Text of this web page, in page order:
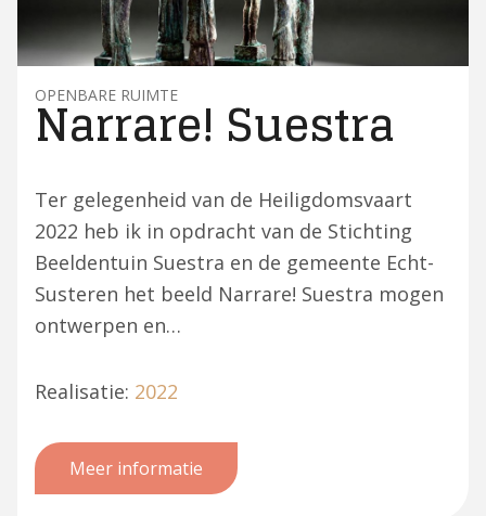
Narrare! Suestra
OPENBARE RUIMTE
Ter gelegenheid van de Heiligdomsvaart
2022 heb ik in opdracht van de Stichting
Beeldentuin Suestra en de gemeente Echt-
Susteren het beeld Narrare! Suestra mogen
ontwerpen en…
Realisatie: 2022
Meer informatie